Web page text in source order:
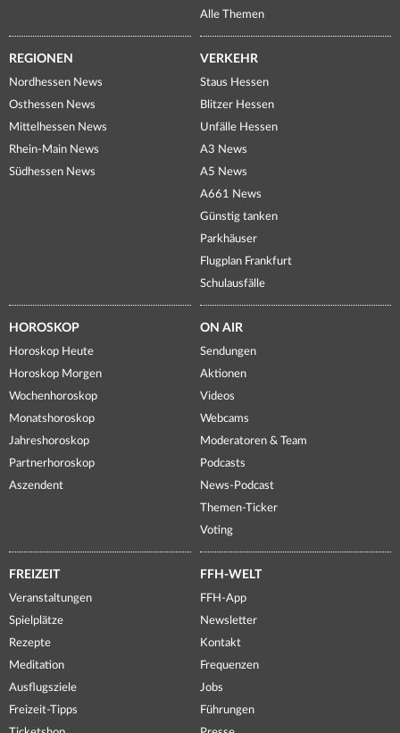
Alle Themen
REGIONEN
Nordhessen News
Osthessen News
Mittelhessen News
Rhein-Main News
Südhessen News
VERKEHR
Staus Hessen
Blitzer Hessen
Unfälle Hessen
A3 News
A5 News
A661 News
Günstig tanken
Parkhäuser
Flugplan Frankfurt
Schulausfälle
HOROSKOP
Horoskop Heute
Horoskop Morgen
Wochenhoroskop
Monatshoroskop
Jahreshoroskop
Partnerhoroskop
Aszendent
ON AIR
Sendungen
Aktionen
Videos
Webcams
Moderatoren & Team
Podcasts
News-Podcast
Themen-Ticker
Voting
FREIZEIT
Veranstaltungen
Spielplätze
Rezepte
Meditation
Ausflugsziele
Freizeit-Tipps
FFH-WELT
FFH-App
Newsletter
Kontakt
Frequenzen
Jobs
Führungen